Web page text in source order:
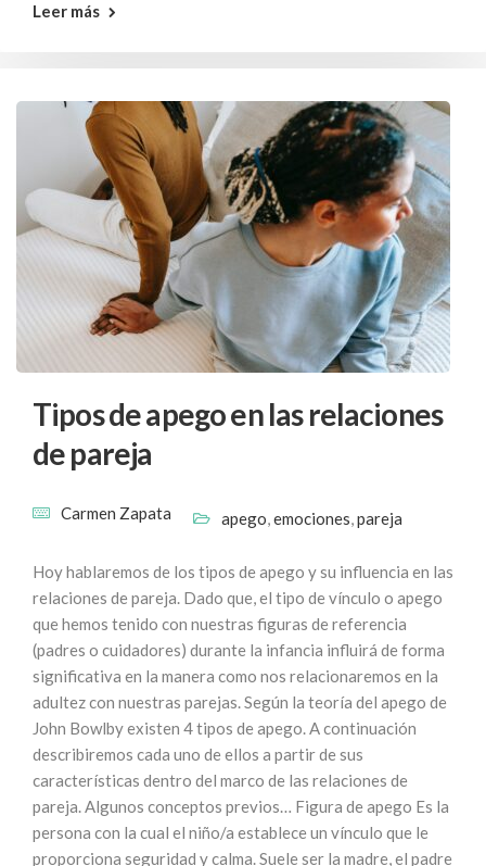
Leer más
Tipos de apego en las relaciones
de pareja
Carmen Zapata apego,emociones,pareja
Hoy hablaremos de los tipos de apego y su influencia en las
relaciones de pareja. Dado que, el tipo de vínculo o apego
que hemos tenido con nuestras figuras de referencia
(padres o cuidadores) durante la infancia influirá de forma
significativa en la manera como nos relacionaremos en la
adultez con nuestras parejas. Según la teoría del apego de
John Bowlby existen 4 tipos de apego. A continuación
describiremos cada uno de ellos a partir de sus
características dentro del marco de las relaciones de
pareja. Algunos conceptos previos… Figura de apego Es la
persona con la cual el niño/a establece un vínculo que le
proporciona seguridad y calma. Suele ser la madre, el padre